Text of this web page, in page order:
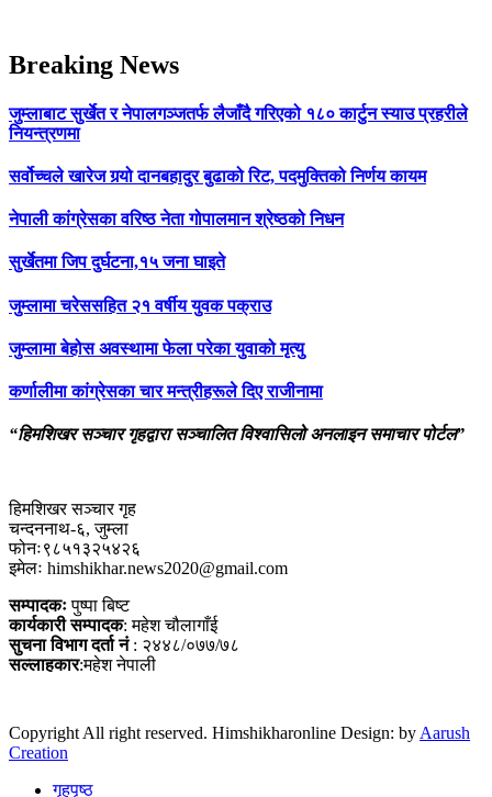
Breaking News
जुम्लाबाट सुर्खेत र नेपालगञ्जतर्फ लैजाँदै गरिएको १८० कार्टुन स्याउ प्रहरीले
नियन्त्रणमा
सर्वोच्चले खारेज गर्‍यो दानबहादुर बुढाको रिट, पदमुक्तिको निर्णय कायम
नेपाली कांग्रेसका वरिष्ठ नेता गोपालमान श्रेष्ठको निधन
सुर्खेतमा जिप दुर्घटना,१५ जना घाइते
जुम्लामा चरेससहित २१ वर्षीय युवक पक्राउ
जुम्लामा बेहोस अवस्थामा फेला परेका युवाको मृत्यु
कर्णालीमा कांग्रेसका चार मन्त्रीहरूले दिए राजीनामा
“हिमशिखर सञ्चार गृहद्वारा सञ्चालित विश्वासिलो अनलाइन समाचार पोर्टल”
हिमशिखर सञ्चार गृह
चन्दननाथ-६, जुम्ला
फोनः९८५१३२५४२६
इमेलः himshikhar.news2020@gmail.com
सम्पादकःपुष्पा बिष्ट
कार्यकारी सम्पादक: महेश चौलागाँई
सुचना विभाग दर्ता नं: २४४८/०७७/७८
सल्लाहकार:महेश नेपाली
Copyright All right reserved. Himshikharonline Design: byAarush
Creation
गृहपृष्ठ